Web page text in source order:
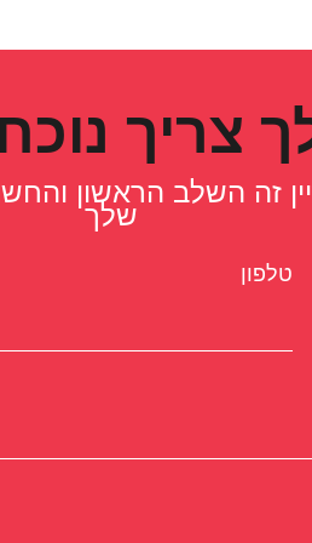
צריך
זה השלב הראשון
שלך
טלפון